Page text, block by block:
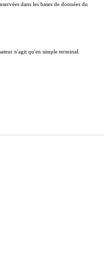
dans les bases de données du
n'agit qu'en simple terminal.